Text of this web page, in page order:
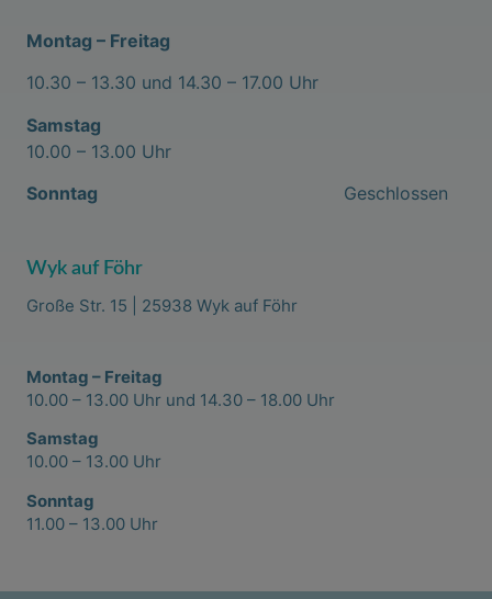
Montag – Freitag
10.30 – 13.30 und 14.30 – 17.00 Uhr
Samstag
10.00 – 13.00 Uhr
Sonntag Geschlossen
Wyk auf Föhr
Große Str. 15 | 25938 Wyk auf Föhr
Montag – Freitag
10.00 – 13.00 Uhr und 14.30 – 18.00 Uhr
Samstag
10.00 – 13.00 Uhr
Sonntag
11.00 – 13.00 Uhr